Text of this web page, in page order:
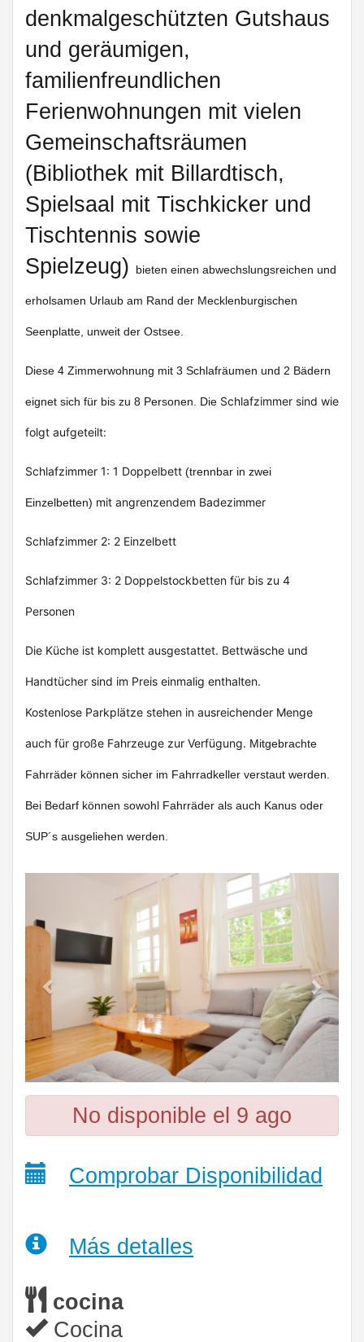
denkmalgeschützten Gutshaus
und geräumigen,
familienfreundlichen
Ferienwohnungen mit vielen
Gemeinschaftsräumen
(Bibliothek mit Billardtisch,
Spielsaal mit Tischkicker und
Tischtennis sowie
Spielzeug)
bieten einen abwechslungsreichen und
erholsamen Urlaub am Rand der Mecklenburgischen
Seenplatte, unweit der Ostsee.
Diese 4 Zimmerwohnung mit 3 Schlafräumen und 2 Bädern
eignet sich für bis zu 8 Personen. Die Schlafzimmer sind wie
folgt aufgeteilt:
Schlafzimmer 1: 1 Doppelbett (trennbar in zwei
Einzelbetten) mit angrenzendem Badezimmer
Schlafzimmer 2: 2 Einzelbett
Schlafzimmer 3: 2 Doppelstockbetten für bis zu 4
Personen
Die Küche ist komplett ausgestattet. Bettwäsche und
Handtücher sind im Preis einmalig enthalten.
Kostenlose Parkplätze stehen in ausreichender Menge
auch für große Fahrzeuge zur Verfügung. Mitgebrachte
Fahrräder können sicher im Fahrradkeller verstaut werden.
Bei Bedarf können sowohl Fahrräder als auch Kanus oder
SUP´s ausgeliehen werden.
No disponible el 9 ago
Comprobar Disponibilidad
Más detalles
cocina
Cocina